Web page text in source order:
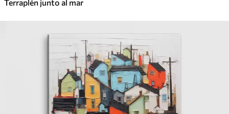
Terraplén junto al mar